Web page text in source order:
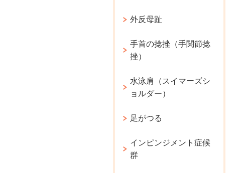
外反母趾
手首の捻挫（手関節捻
挫）
水泳肩（スイマーズシ
ョルダー）
足がつる
インピンジメント症候
群